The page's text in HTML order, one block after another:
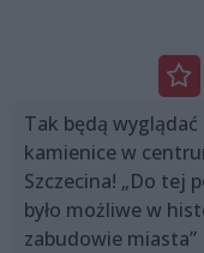
Tak będą
kamienice w
Szczecina! „Do tej
było możliwe w
zabudowie miasta”